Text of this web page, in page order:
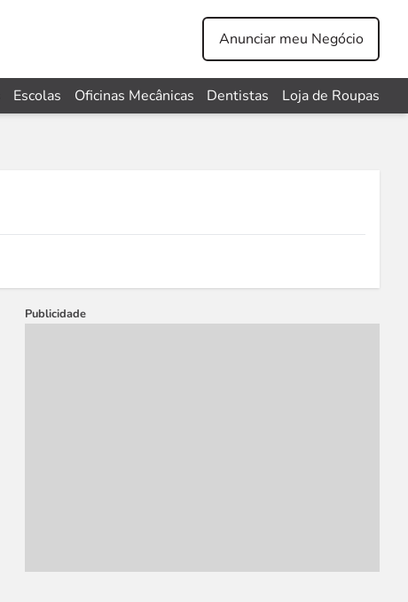
Anunciar meu Negócio
Escolas Oficinas Mecânicas Dentistas Loja de Roupas
Publicidade